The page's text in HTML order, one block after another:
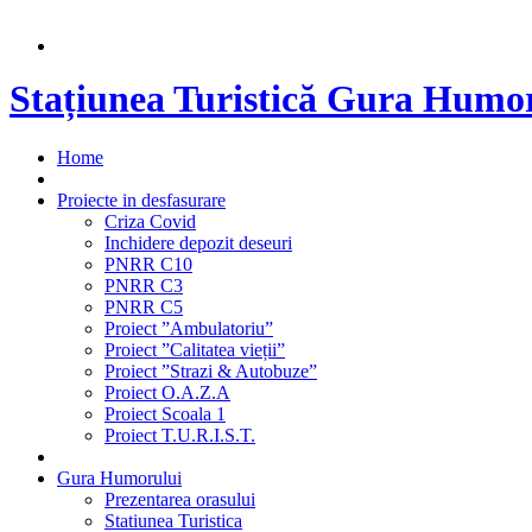
Stațiunea Turistică Gura
Home
Proiecte in desfasurare
Criza Covid
Inchidere depozit deseuri
PNRR C10
PNRR C3
PNRR C5
Proiect ”Ambulatoriu”
Proiect ”Calitatea vieții”
Proiect ”Strazi & Autobuze”
Proiect O.A.Z.A
Proiect Scoala 1
Proiect T.U.R.I.S.T.
Gura Humorului
Prezentarea orasului
Statiunea Turistica